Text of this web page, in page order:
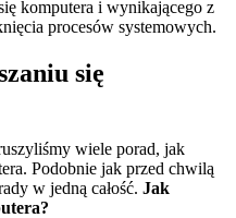
komputera i wynikającego z
procesów systemowych.
się
wiele porad, jak
Podobnie jak przed chwilą
w jedną całość. Jak